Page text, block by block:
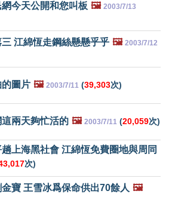
今天公開和您叫板 🖼️ 2003/7/13
江綿恆走鋼絲懸懸乎乎 🖼️ 2003/7/12
圖片 🖼️ 2003/7/11 (39,303次)
兩天夠忙活的 🖼️ 2003/7/11 (20,059次)
上海黑社會 江綿恆免費圈地與周同
次)
金寶 王雪冰爲保命供出70餘人 🖼️